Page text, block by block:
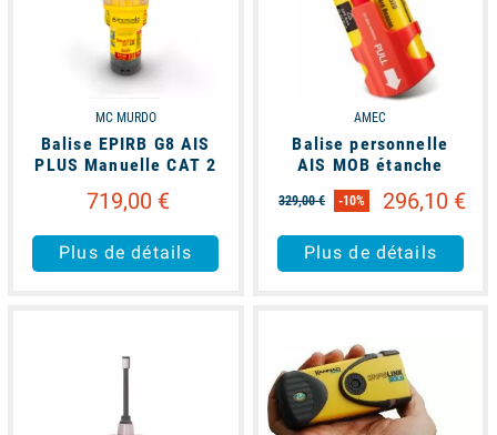
MC MURDO
Balise EPIRB G8 AIS
PLUS Manuelle CAT 2
719,00 €
Plus de détails
AMEC
Balise personnelle
AIS MOB étanche
329,00 € -10% 296,10 €
Plus de détails